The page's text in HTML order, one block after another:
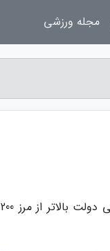
به گزارش مجله عکس، خبرنگاران: امروز 16 تیر 1400 با وجود فرایند نزولی بازار، معاملات اوراق بدهی دولت بالاتر از مرز 200
مجله ورزشی